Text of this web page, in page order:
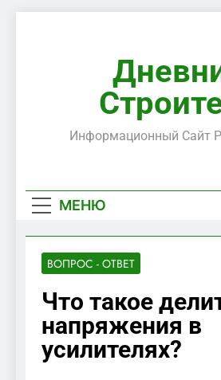
Информационный Сайт
МЕНЮ
ВОПРОС - ОТВЕТ
Что такое
напряжения в
усилителях?